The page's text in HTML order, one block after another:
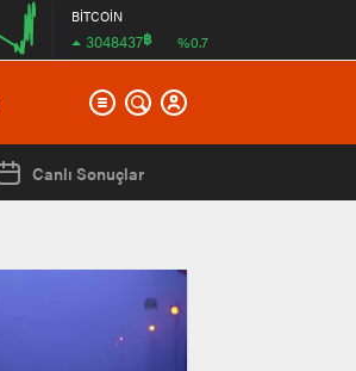
BİTCOİN
3048437฿ %0.7
Canlı Sonuçlar